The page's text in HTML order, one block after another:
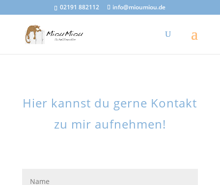
02191 882112 info@mioumiou.de
Hier kannst du gerne Kontakt
zu mir aufnehmen!